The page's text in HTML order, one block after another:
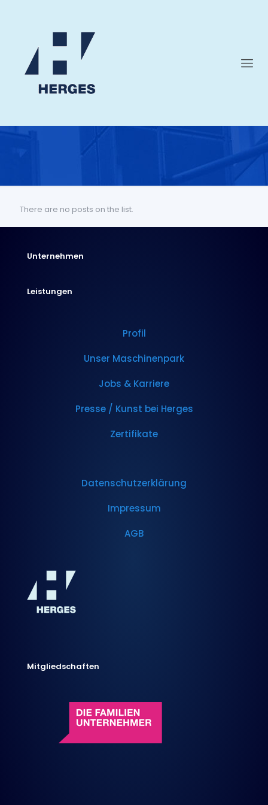
There are no posts on the list.
Unternehmen
Leistungen
Profil
Unser Maschinenpark
Jobs & Karriere
Presse / Kunst bei Herges
Zertifikate
Datenschutzerklärung
Impressum
AGB
Mitgliedschaften